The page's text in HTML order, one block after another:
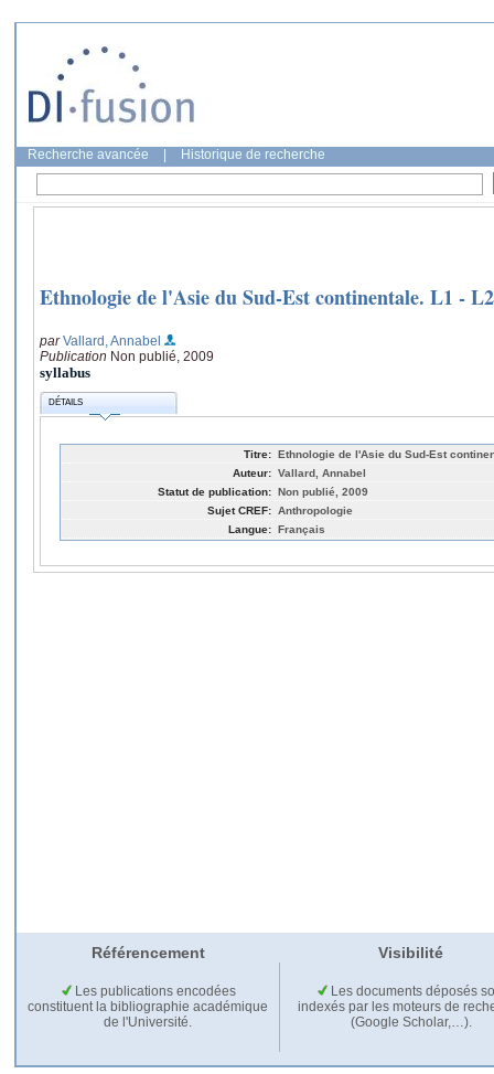
Recherche avancée Historique de recherche
Ethnologie de l'Asie du Sud-Est continentale. L1 -
parVallard, Annabel
Publication Non publié, 2009
syllabus
DÉTAILS
Titre: Ethnologie de l'Asie du Sud-Est
Auteur: Vallard, Annabel
Statut de publication: Non publié, 2009
Sujet CREF: Anthropologie
Langue: Français
Référencement Visibilité
Les publications encodées
constituent la bibliographie académique
de l'Université.
Les documents déposés
indexés par les moteurs de
(Google Scholar,…).